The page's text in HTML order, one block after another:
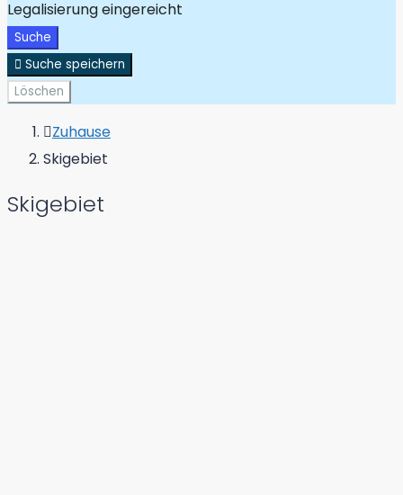
Legalisierung eingereicht
Suche
Suche speichern
Löschen
Zuhause
Skigebiet
Skigebiet